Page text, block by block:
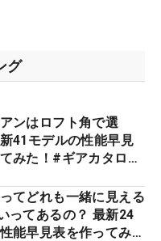
グ
ンはロフト角で選
41モデルの性能早見
みた！#ギアカタログ
てどれも一緒に見える
ってあるの？ 最新24
能早見表を作ってみ